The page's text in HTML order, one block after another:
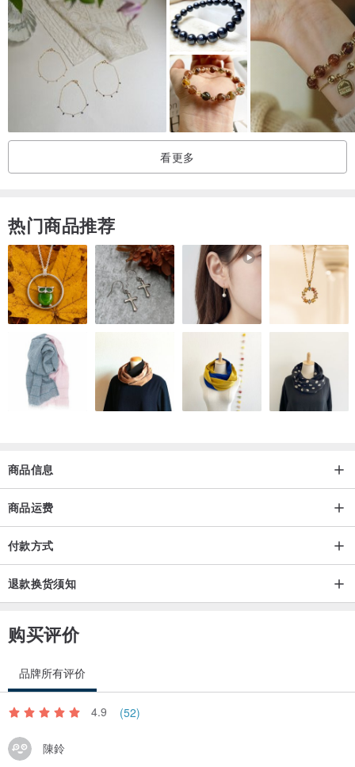
✹出货时间
░ 所有商品为接单订制，手工制作，商品制作时间约为 7-14 个工作
日(不含假日)。
░ 如果您需要的尺寸售完，请点击“我要订制”键，制作时间约为2-4
感谢您的支持，我们很乐意回答您的问题
看更多
热门商品推荐
商品信息
商品运费
付款方式
退款换货须知
购买评价
品牌所有评价
4.9 (52)
陳鈴